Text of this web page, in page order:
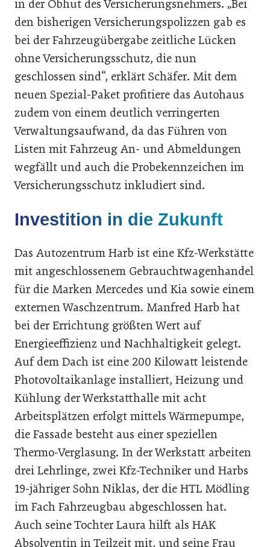
in der Obhut des Versicherungsnehmers. „Bei
den bisherigen Versicherungspolizzen gab es
bei der Fahrzeugübergabe zeitliche Lücken
ohne Versicherungsschutz, die nun
geschlossen sind“, erklärt Schäfer. Mit dem
neuen Spezial-Paket profitiere das Autohaus
zudem von einem deutlich verringerten
Verwaltungsaufwand, da das Führen von
Listen mit Fahrzeug An- und Abmeldungen
wegfällt und auch die Probekennzeichen im
Versicherungsschutz inkludiert sind.
Investition in die Zukunft
Das Autozentrum Harb ist eine Kfz-Werkstätte
mit angeschlossenem Gebrauchtwagenhandel
für die Marken Mercedes und Kia sowie einem
externen Waschzentrum. Manfred Harb hat
bei der Errichtung größten Wert auf
Energieeffizienz und Nachhaltigkeit gelegt.
Auf dem Dach ist eine 200 Kilowatt leistende
Photovoltaikanlage installiert, Heizung und
Kühlung der Werkstatthalle mit acht
Arbeitsplätzen erfolgt mittels Wärmepumpe,
die Fassade besteht aus einer speziellen
Thermo-Verglasung. In der Werkstatt arbeiten
drei Lehrlinge, zwei Kfz-Techniker und Harbs
19-jähriger Sohn Niklas, der die HTL Mödling
im Fach Fahrzeugbau abgeschlossen hat.
Auch seine Tochter Laura hilft als HAK
Absolventin in Teilzeit mit, und seine Frau